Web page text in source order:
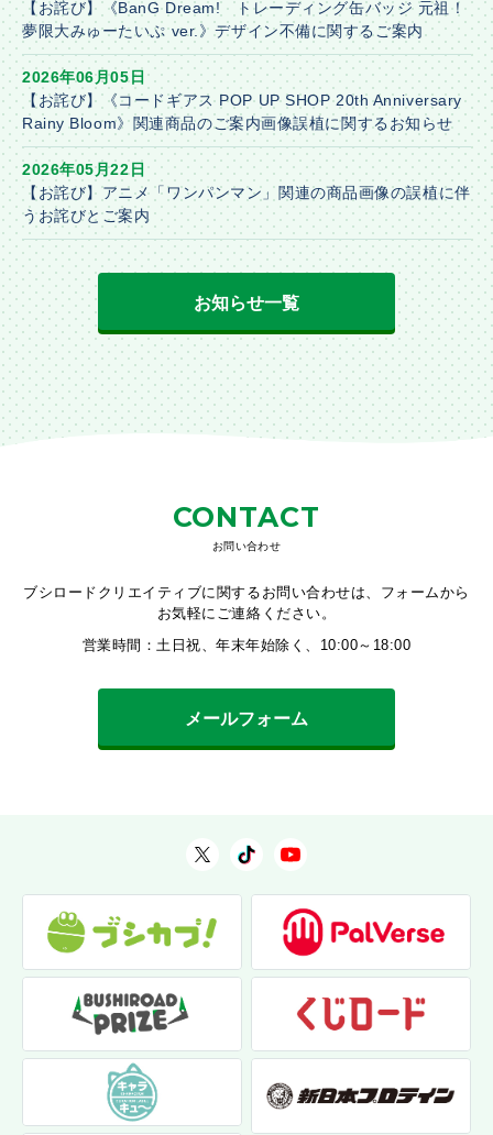
【お詫び】《BanG Dream! トレーディング缶バッジ 元祖！
夢限大みゅーたいぷ ver.》デザイン不備に関するご案内
2026年06月05日
【お詫び】《コードギアス POP UP SHOP 20th Anniversary
Rainy Bloom》関連商品のご案内画像誤植に関するお知らせ
2026年05月22日
【お詫び】アニメ「ワンパンマン」関連の商品画像の誤植に伴
うお詫びとご案内
お知らせ一覧
CONTACT
お問い合わせ
ブシロードクリエイティブに関するお問い合わせは、フォームから
お気軽にご連絡ください。
営業時間：土日祝、年末年始除く、10:00～18:00
メールフォーム